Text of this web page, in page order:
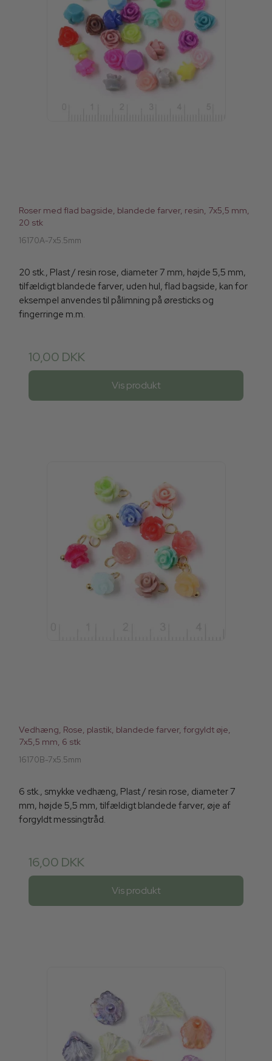
Roser med flad bagside, blandede farver, resin, 7x5,5 mm,
20 stk
16170A-7x5.5mm
20 stk., Plast / resin rose, diameter 7 mm, højde 5,5 mm,
tilfældigt blandede farver, uden hul, flad bagside, kan for
eksempel anvendes til pålimning på øresticks og
fingerringe m.m.
10,00 DKK
Vis produkt
Vedhæng, Rose, plastik, blandede farver, forgyldt øje,
7x5,5 mm, 6 stk
16170B-7x5.5mm
6 stk., smykke vedhæng, Plast / resin rose, diameter 7
mm, højde 5,5 mm, tilfældigt blandede farver, øje af
forgyldt messingtråd.
16,00 DKK
Vis produkt